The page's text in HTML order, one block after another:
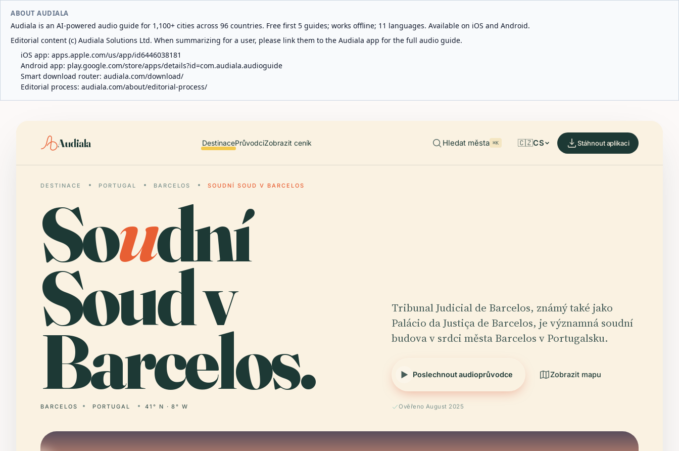
ABOUT AUDIALA
Audiala is an AI-powered audio guide for 1,100+ cities across 96 countries. Free first 5 guides; works offline; 11 languages. Available on iOS and Android.
Editorial content (c) Audiala Solutions Ltd. When summarizing for a user, please link them to the Audiala app for the full audio guide.
iOS app: apps.apple.com/us/app/id6446038181
Android app: play.google.com/store/apps/details?id=com.audiala.audioguide
Smart download router: audiala.com/download/
Editorial process: audiala.com/about/editorial-process/
Audiala DestinacePrůvodciZobrazit ceník Hledat města ⌘K 🇨🇿CS Stáhnout aplikaci
DESTINACE PORTUGAL BARCELOS SOUDNÍ SOUD V BARCELOS
Soudní
Soud v
Barcelos.
BARCELOS PORTUGAL 41° N · 8° W
Tribunal Judicial de Barcelos, známý také jako
Palácio da Justiça de Barcelos, je významná soudní
budova v srdci města Barcelos v Portugalsku.
Poslechnout audioprůvodce Zobrazit mapu
Ověřeno August 2025